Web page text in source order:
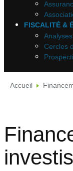
FISCALITÉ &
Cercles
Accueil